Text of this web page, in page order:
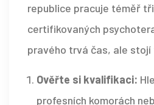
republice pracuje téměř
certifikovaných
pravého trvá čas, ale stojí
Ověřte si kvalifikaci:
profesních komorách